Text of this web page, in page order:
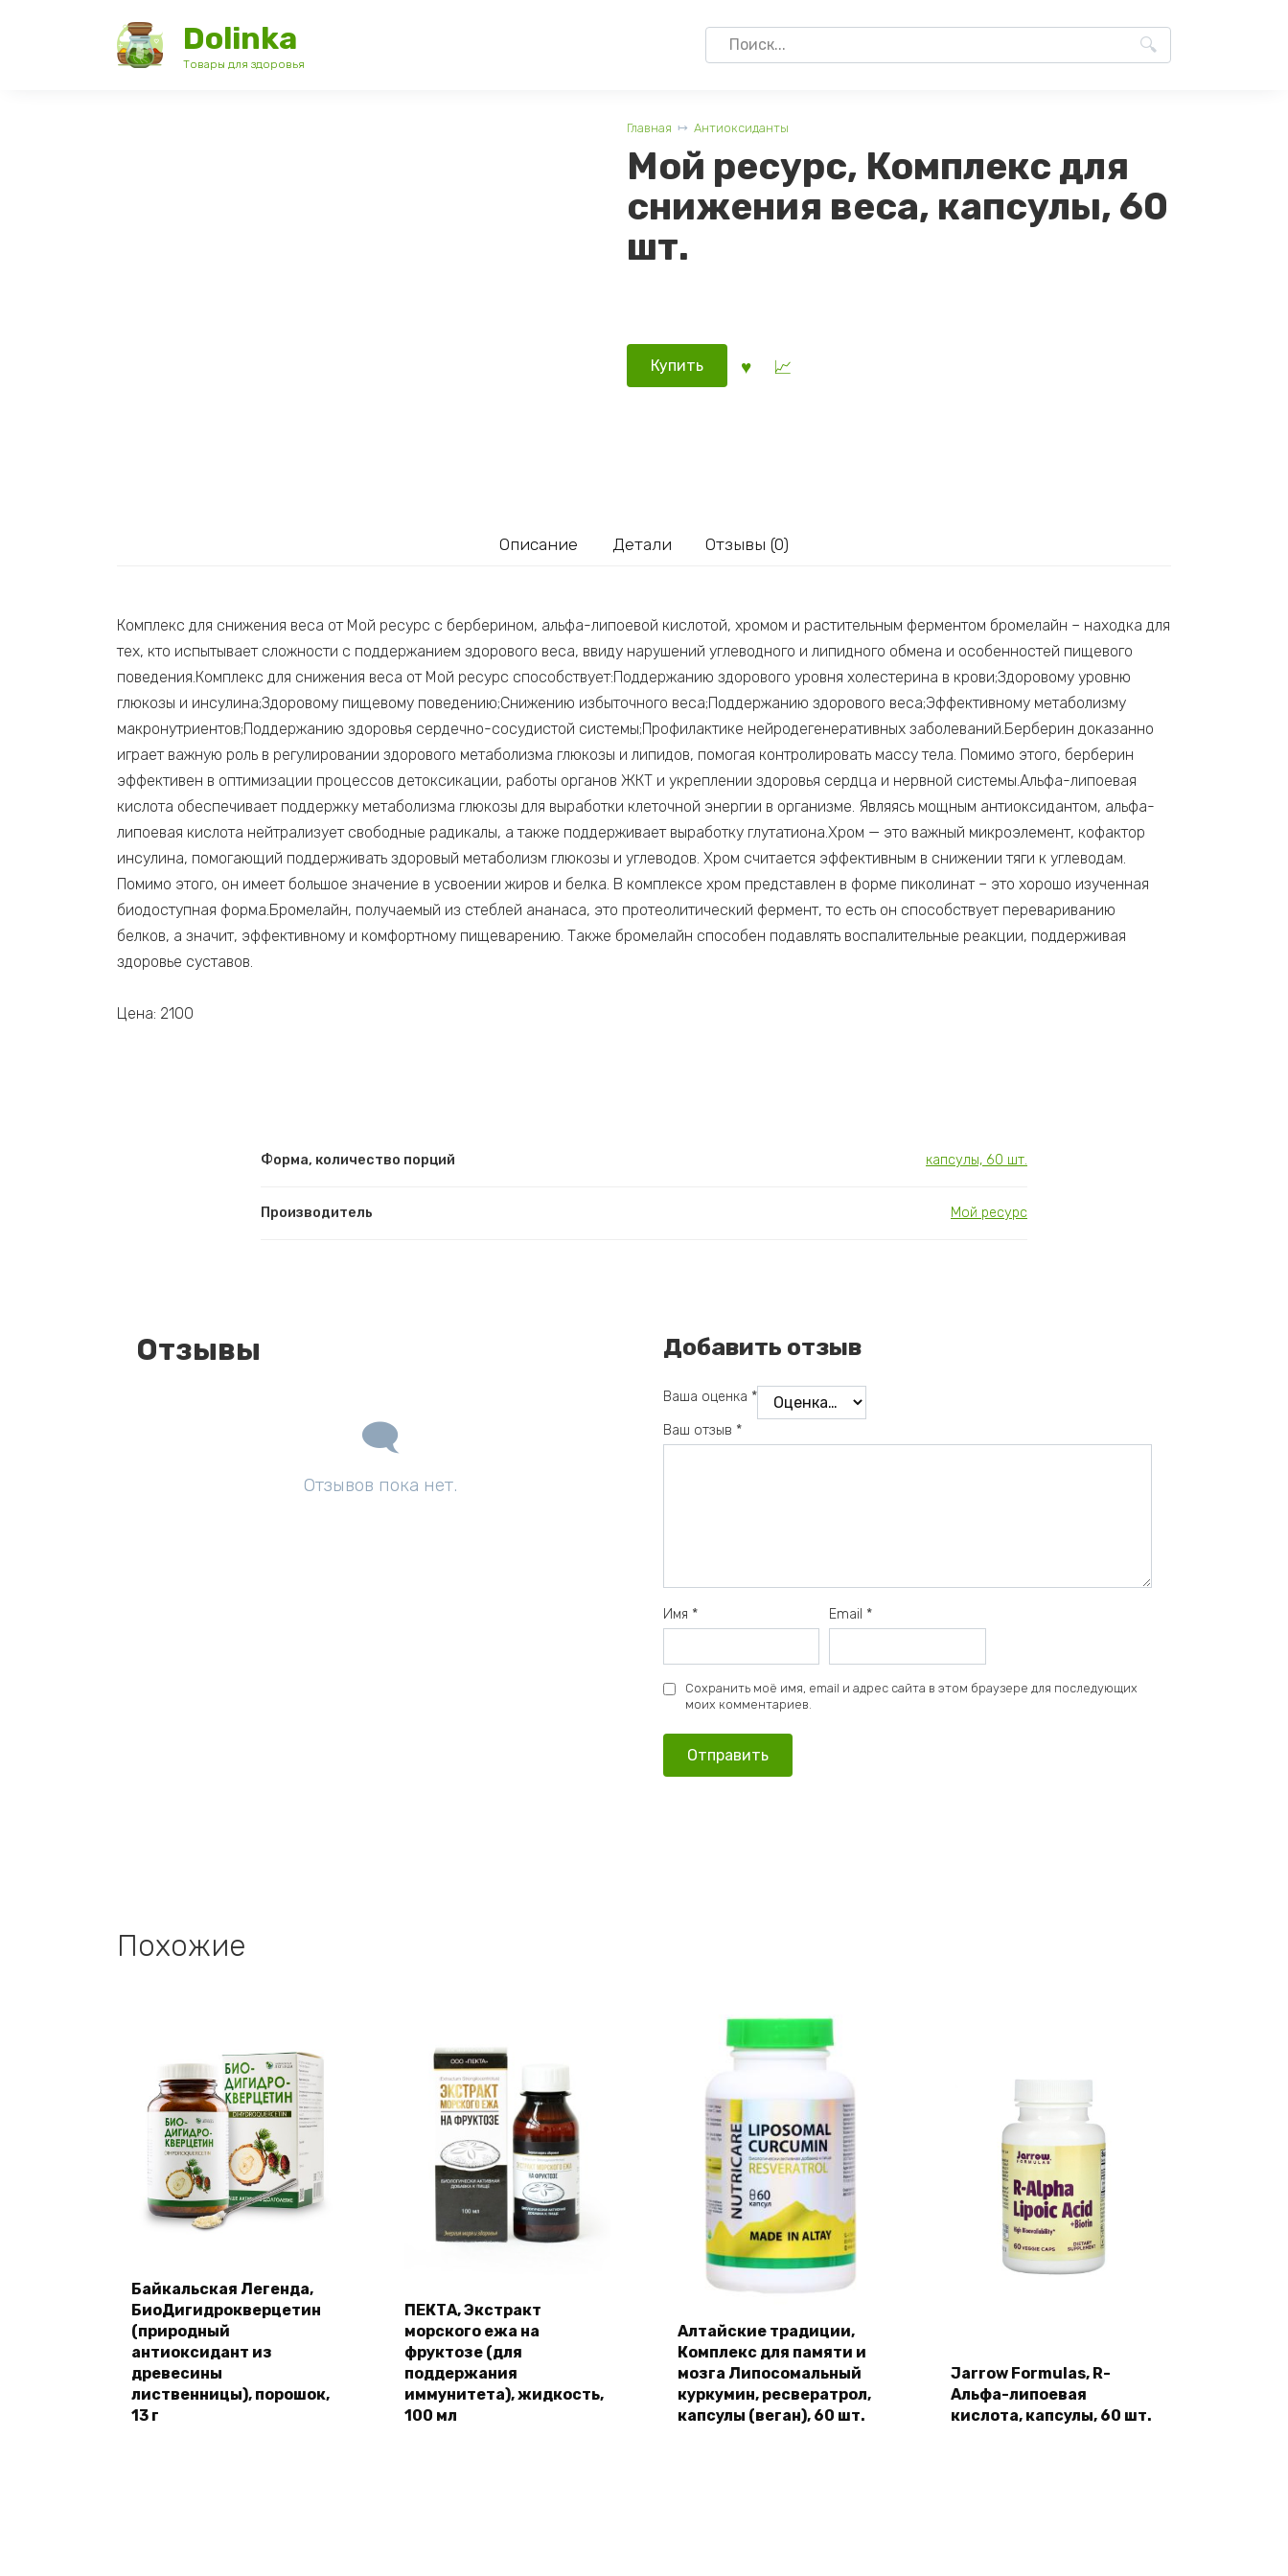
Dolinka
Товары для здоровья
Search
for:
Главная Антиоксиданты
Мой ресурс, Комплекс для
снижения веса, капсулы, 60
шт.
Купить
Описание Детали Отзывы (0)
Комплекс для снижения веса от Мой ресурс с берберином, альфа-липоевой кислотой, хромом и растительным ферментом бромелайн – находка для
тех, кто испытывает сложности с поддержанием здорового веса, ввиду нарушений углеводного и липидного обмена и особенностей пищевого
поведения.Комплекс для снижения веса от Мой ресурс способствует:Поддержанию здорового уровня холестерина в крови;Здоровому уровню
глюкозы и инсулина;Здоровому пищевому поведению;Снижению избыточного веса;Поддержанию здорового веса;Эффективному метаболизму
макронутриентов;Поддержанию здоровья сердечно-сосудистой системы;Профилактике нейродегенеративных заболеваний.Берберин доказанно
играет важную роль в регулировании здорового метаболизма глюкозы и липидов, помогая контролировать массу тела. Помимо этого, берберин
эффективен в оптимизации процессов детоксикации, работы органов ЖКТ и укреплении здоровья сердца и нервной системы.Альфа-липоевая
кислота обеспечивает поддержку метаболизма глюкозы для выработки клеточной энергии в организме. Являясь мощным антиоксидантом, альфа-
липоевая кислота нейтрализует свободные радикалы, а также поддерживает выработку глутатиона.Хром — это важный микроэлемент, кофактор
инсулина, помогающий поддерживать здоровый метаболизм глюкозы и углеводов. Хром считается эффективным в снижении тяги к углеводам.
Помимо этого, он имеет большое значение в усвоении жиров и белка. В комплексе хром представлен в форме пиколинат – это хорошо изученная
биодоступная форма.Бромелайн, получаемый из стеблей ананаса, это протеолитический фермент, то есть он способствует перевариванию
белков, а значит, эффективному и комфортному пищеварению. Также бромелайн способен подавлять воспалительные реакции, поддерживая
здоровье суставов.
Цена: 2100
Форма, количество порций капсулы, 60 шт.
Производитель Мой ресурс
Отзывы
Отзывов пока нет.
Добавить отзыв
Ваша оценка *
Ваш отзыв *
Имя * Email *
Сохранить моё имя, email и адрес сайта в этом браузере для последующих
моих комментариев.
Похожие
Байкальская Легенда,
БиоДигидрокверцетин
(природный
антиоксидант из
древесины
лиственницы), порошок,
13 г
ПЕКТА, Экстракт
морского ежа на
фруктозе (для
поддержания
иммунитета), жидкость,
100 мл
Алтайские традиции,
Комплекс для памяти и
мозга Липосомальный
куркумин, ресвератрол,
капсулы (веган), 60 шт.
Jarrow Formulas, R-
Альфа-липоевая
кислота, капсулы, 60 шт.